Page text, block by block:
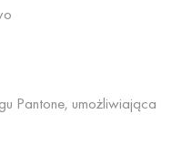
Pantone, umożliwiająca